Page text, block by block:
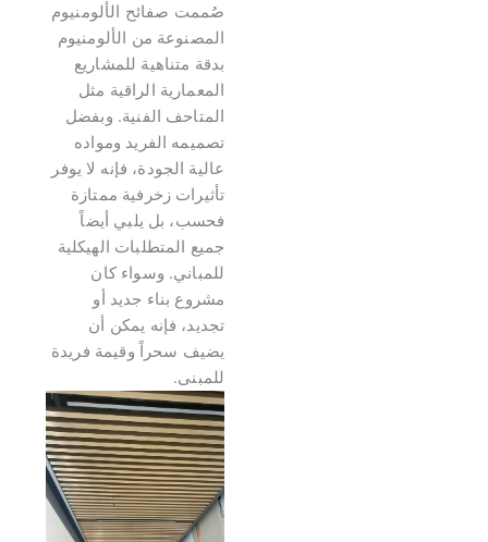
صُممت صفائح الألومنيوم
المصنوعة من الألومنيوم
بدقة متناهية للمشاريع
المعمارية الراقية مثل
المتاحف الفنية. وبفضل
تصميمه الفريد ومواده
عالية الجودة، فإنه لا يوفر
تأثيرات زخرفية ممتازة
فحسب، بل يلبي أيضاً
جميع المتطلبات الهيكلية
للمباني. وسواء كان
مشروع بناء جديد أو
تجديد، فإنه يمكن أن
يضيف سحراً وقيمة فريدة
للمبنى.